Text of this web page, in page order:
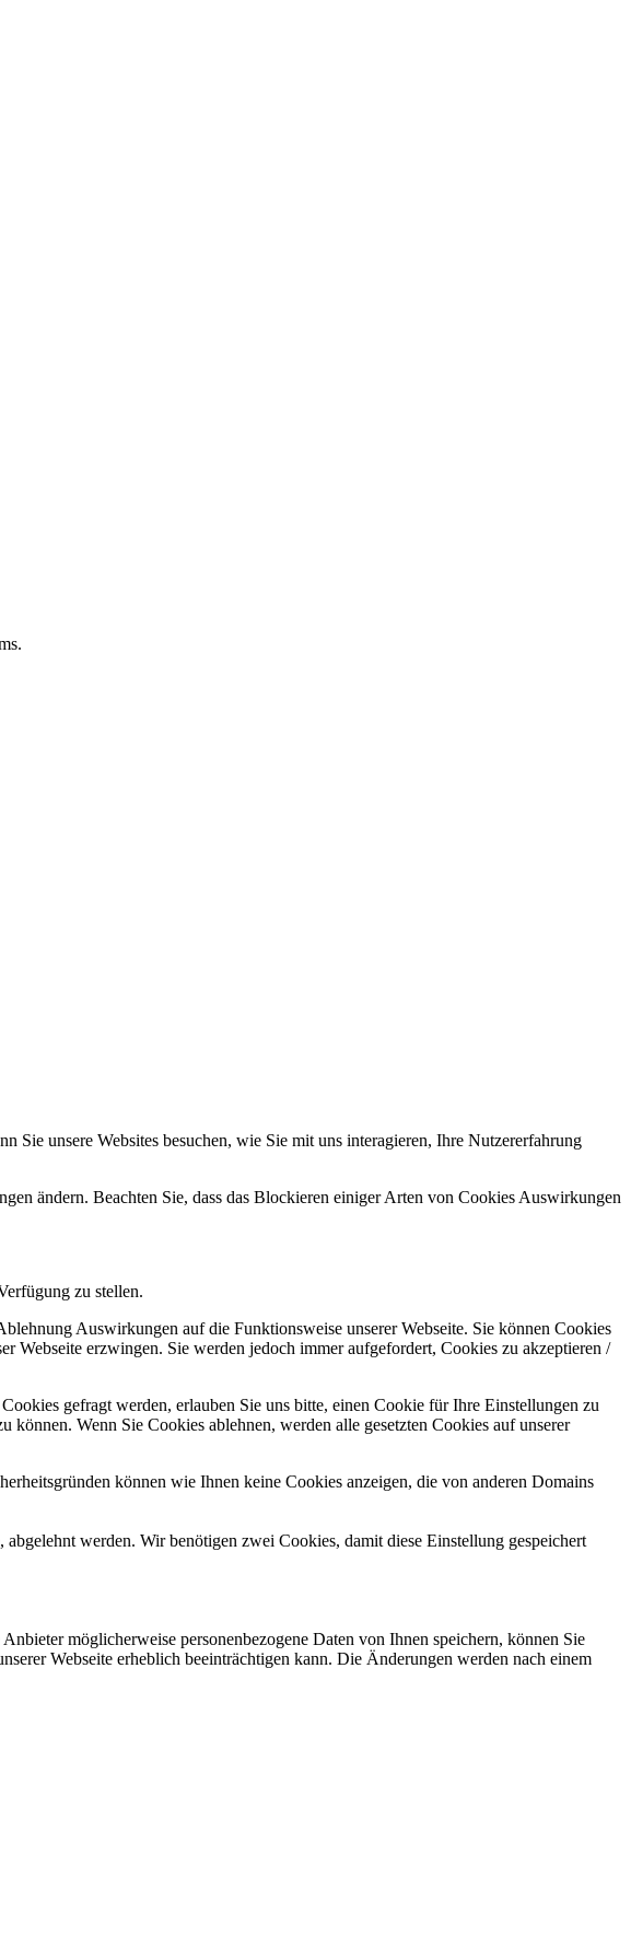
unsere Websites besuchen, wie Sie mit uns interagieren, Ihre Nutzererfahrung
ändern. Beachten Sie, dass das Blockieren einiger Arten von Cookies Auswirkungen
zu stellen.
Auswirkungen auf die Funktionsweise unserer Webseite. Sie können Cookies
Webseite erzwingen. Sie werden jedoch immer aufgefordert, Cookies zu akzeptieren /
gefragt werden, erlauben Sie uns bitte, einen Cookie für Ihre Einstellungen zu
Wenn Sie Cookies ablehnen, werden alle gesetzten Cookies auf unserer
können wie Ihnen keine Cookies anzeigen, die von anderen Domains
werden. Wir benötigen zwei Cookies, damit diese Einstellung gespeichert
möglicherweise personenbezogene Daten von Ihnen speichern, können Sie
Webseite erheblich beeinträchtigen kann. Die Änderungen werden nach einem